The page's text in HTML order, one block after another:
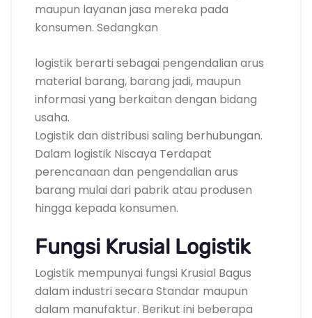
maupun layanan jasa mereka pada
konsumen. Sedangkan
logistik berarti sebagai pengendalian arus
material barang, barang jadi, maupun
informasi yang berkaitan dengan bidang
usaha.
Logistik dan distribusi saling berhubungan.
Dalam logistik Niscaya Terdapat
perencanaan dan pengendalian arus
barang mulai dari pabrik atau produsen
hingga kepada konsumen.
Fungsi Krusial Logistik
Logistik mempunyai fungsi Krusial Bagus
dalam industri secara Standar maupun
dalam manufaktur. Berikut ini beberapa